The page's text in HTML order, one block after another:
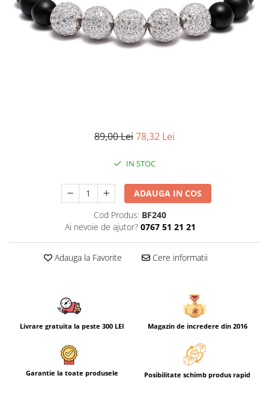
CERCEI
CEASURI DAMA
89,00 Lei78,32 Lei
IN STOC
ADAUGA IN COS
Cod Produs: BF240
Ai nevoie de ajutor? 0767 51 21 21
Adauga la Favorite Cere informatii
Livrare gratuita la peste 300 LEI Magazin de incredere din 2016
Garantie la toate produsele Posibilitate schimb produs rapid